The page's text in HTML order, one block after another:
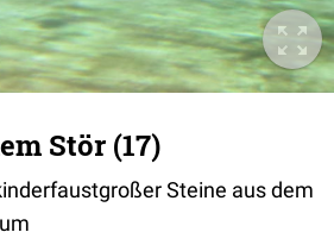
Stör (17)
Steine aus dem